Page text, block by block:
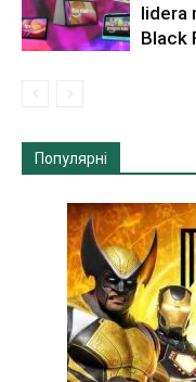
lidera
Black
Популярні